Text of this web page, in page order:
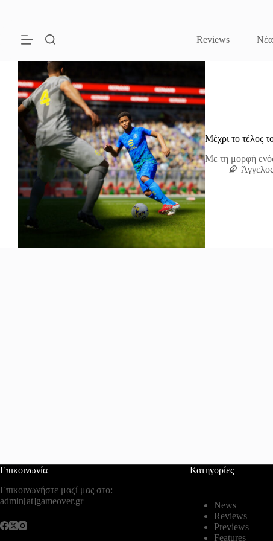
Reviews
Νέα
Μέχρι το τέλος
Με τη μορφή
Επικοινωνία
Επικοινωνήστε μαζί μας στο:
admin[at]gameover.gr
Κατηγορίες
News
Reviews
Previews
Features